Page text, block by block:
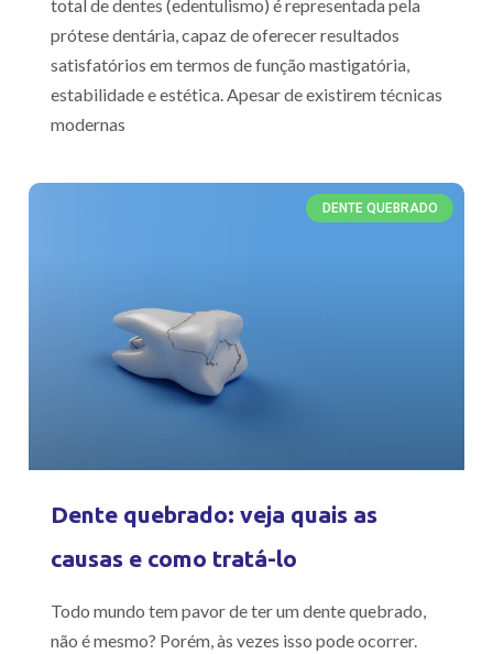
total de dentes (edentulismo) é representada pela
prótese dentária, capaz de oferecer resultados
satisfatórios em termos de função mastigatória,
estabilidade e estética. Apesar de existirem técnicas
modernas
DENTE QUEBRADO
Dente quebrado: veja quais as
causas e como tratá-lo
Todo mundo tem pavor de ter um dente quebrado,
não é mesmo? Porém, às vezes isso pode ocorrer.